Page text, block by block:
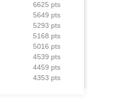
6625 pts
5649 pts
5293 pts
5168 pts
5016 pts
4539 pts
4459 pts
4353 pts